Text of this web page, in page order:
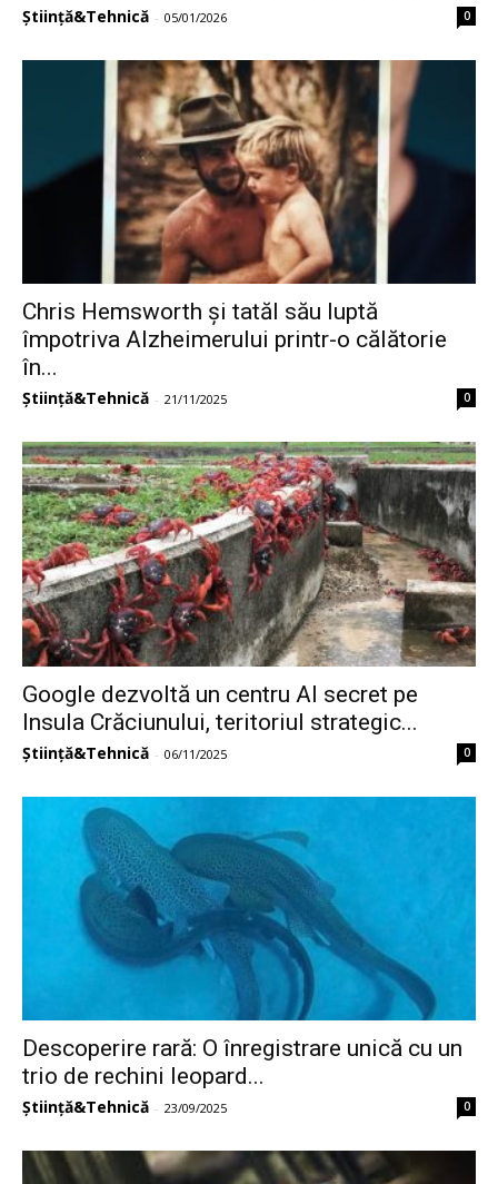
Știință&Tehnică - 05/01/2026 0
Chris Hemsworth și tatăl său luptă
împotriva Alzheimerului printr-o călătorie
în...
Știință&Tehnică - 21/11/2025 0
Google dezvoltă un centru AI secret pe
Insula Crăciunului, teritoriul strategic...
Știință&Tehnică - 06/11/2025 0
Descoperire rară: O înregistrare unică cu un
trio de rechini leopard...
Știință&Tehnică - 23/09/2025 0